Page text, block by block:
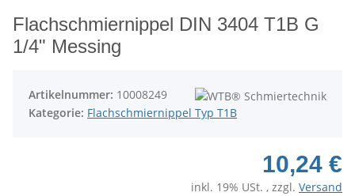
Flachschmiernippel DIN 3404 T1B G
1/4" Messing
Artikelnummer: 10008249
Kategorie: Flachschmiernippel Typ T1B
10,24 €
inkl. 19% USt. , zzgl. Versand